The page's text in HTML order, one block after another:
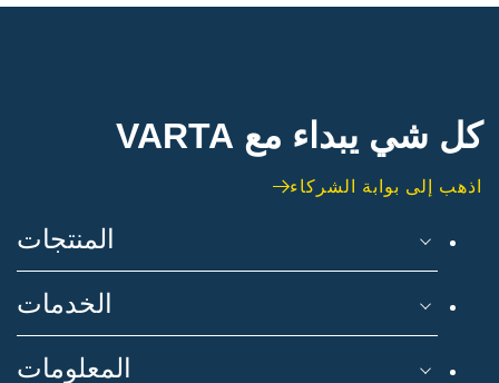
كل شي يبداء مع VARTA
اذهب إلى بوابة الشركاء
المنتجات
الخدمات
المعلومات